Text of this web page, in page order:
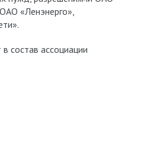
«Ленэнерго»,
состав ассоциации